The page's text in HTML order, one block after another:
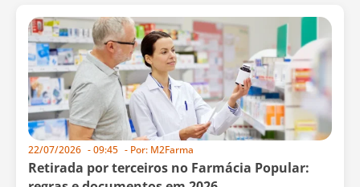
22/07/2026 -09:45 - Por: M2Farma
Retirada por terceiros no Farmácia Popular: